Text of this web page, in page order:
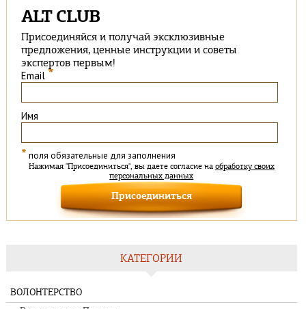
ALT CLUB
Присоединяйся и получай эксклюзивные
предложения, ценные инструкции и советы
экспертов первым!
Email *
Имя
* поля обязательные для заполнения
Нажимая "Присоединиться", вы даете согласие на обработку своих
персональных данных
КАТЕГОРИИ
ВОЛОНТЕРСТВО